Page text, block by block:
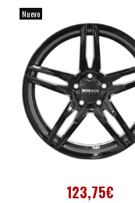
Nuevo
123,75€